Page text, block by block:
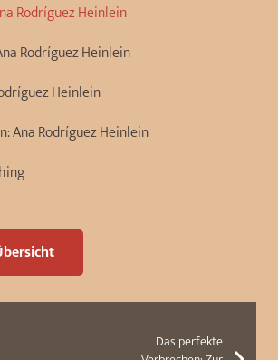
Rodríguez Heinlein
Rodríguez Heinlein
Heinlein
Ana Rodríguez Heinlein
Das perfekte